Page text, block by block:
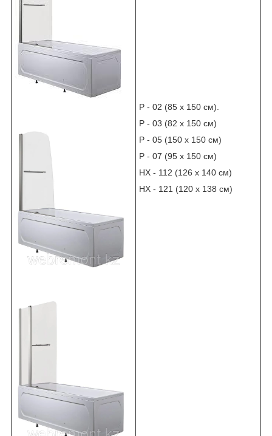
Р - 02 (85 х 150 см).
Р - 03 (82 х 150 см)
Р - 05 (150 х 150 см)
Р - 07 (95 х 150 см)
НХ - 112 (126 х 140 см)
НХ - 121 (120 х 138 см)